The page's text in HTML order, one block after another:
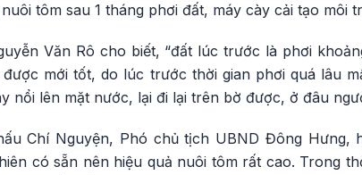
tôm sau 1 tháng phơi đất, máy cày cải tạo môi
Văn Rô cho biết, “đất lúc trước là phơi
mới tốt, do lúc trước thời gian phơi quá lâu
nổi lên mặt nước, lại đi lại trên bờ được, ở đâu
Chí Nguyện, Phó chủ tịch UBND Đông
có sẵn nên hiệu quả nuôi tôm rất cao. Trong